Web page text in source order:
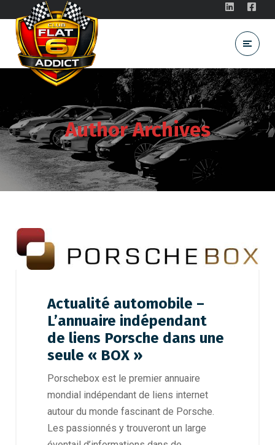
Author Archives
Actualité automobile –
L’annuaire indépendant
de liens Porsche dans une
seule « BOX »
Porschebox est le premier annuaire
mondial indépendant de liens internet
autour du monde fascinant de Porsche.
Les passionnés y trouveront un large